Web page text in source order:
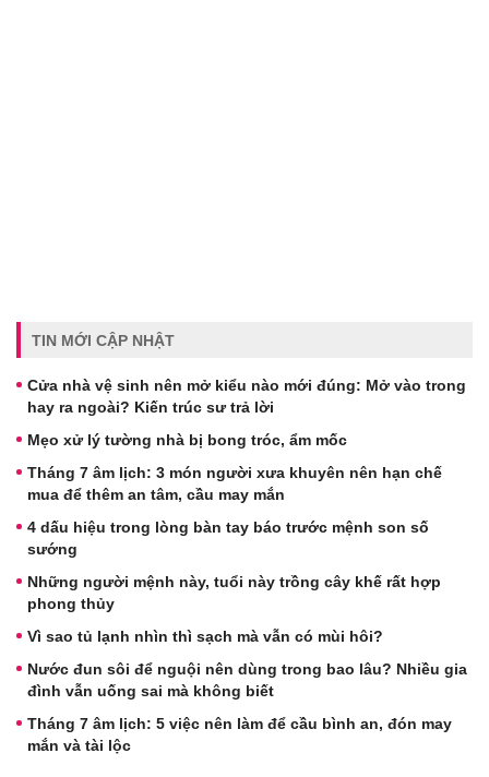
TIN MỚI CẬP NHẬT
Cửa nhà vệ sinh nên mở kiểu nào mới đúng: Mở vào trong
hay ra ngoài? Kiến trúc sư trả lời
Mẹo xử lý tường nhà bị bong tróc, ẩm mốc
Tháng 7 âm lịch: 3 món người xưa khuyên nên hạn chế
mua để thêm an tâm, cầu may mắn
4 dấu hiệu trong lòng bàn tay báo trước mệnh son số
sướng
Những người mệnh này, tuổi này trồng cây khế rất hợp
phong thủy
Vì sao tủ lạnh nhìn thì sạch mà vẫn có mùi hôi?
Nước đun sôi để nguội nên dùng trong bao lâu? Nhiều gia
đình vẫn uống sai mà không biết
Tháng 7 âm lịch: 5 việc nên làm để cầu bình an, đón may
mắn và tài lộc